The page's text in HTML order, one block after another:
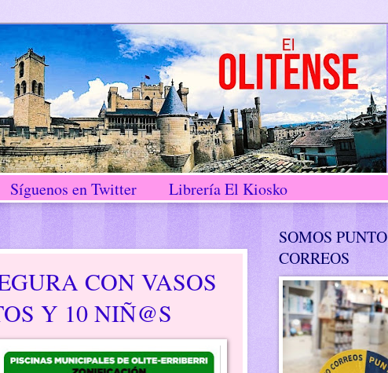
Síguenos en Twitter Librería El Kiosko
CON VASOS
Y 10 NIÑ@S
SOMOS PUNTO
CORREOS